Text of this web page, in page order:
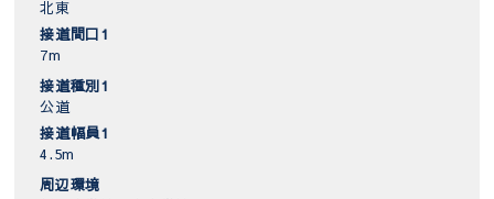
北東
接道間口1
7m
接道種別1
公道
接道幅員1
4.5m
周辺環境